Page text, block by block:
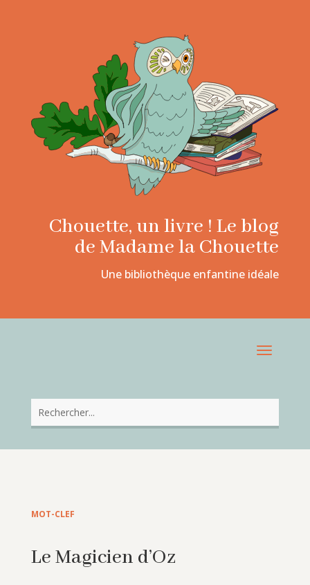
Chouette, un livre ! Le blog
de Madame la Chouette
Une bibliothèque enfantine idéale
MOT-CLEF
Le Magicien d’Oz